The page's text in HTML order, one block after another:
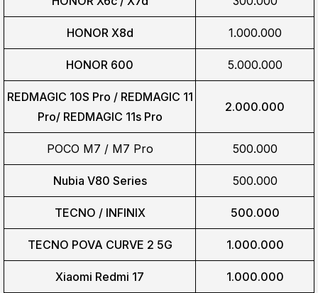
HONOR X8d 1.000.000
HONOR 600 5.000.000
REDMAGIC 10S Pro / REDMAGIC 11
Pro/ REDMAGIC 11s Pro
2.000.000
POCO M7 / M7 Pro 500.000
Nubia V80 Series 500.000
TECNO / INFINIX 500.000
TECNO POVA CURVE 2 5G 1.000.000
Xiaomi Redmi 17 1.000.000